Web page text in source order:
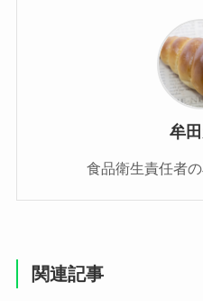
牟
食品衛生責任者
関連記事